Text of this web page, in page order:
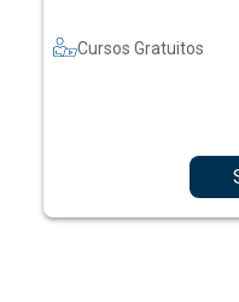
Cursos Gratuitos